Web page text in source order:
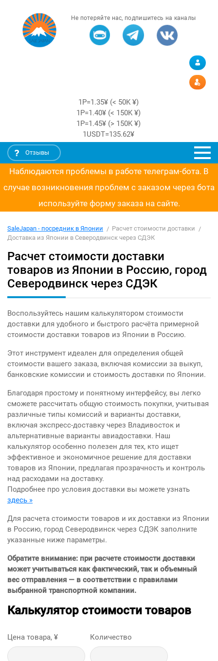
Не потеряйте нас, подпишитесь на каналы
1Р=1.35¥ (< 50K ¥)
1Р=1.40¥ (< 150K ¥)
1Р=1.45¥ (> 150K ¥)
1USDT=135.62¥
Отзывы
Наблюдаются проблемы в работе телеграм-бота. В
случае возникновения проблем с заказом через бота
используйте форму заказа на сайте.
SaleJapan - посредник в Японии
Расчет стоимости доставки
Доставка из Японии в Северодвинск через СДЭК
Расчет стоимости доставки
товаров из Японии в Россию, город
Северодвинск через СДЭК
Воспользуйтесь нашим калькулятором стоимости
доставки для удобного и быстрого расчёта примерной
стоимости доставки товаров из Японии в Россию.
Этот инструмент идеален для определения общей
стоимости вашего заказа, включая комиссии за выкуп,
банковские комиссии и стоимость доставки по Японии.
Благодаря простому и понятному интерфейсу, вы легко
сможете рассчитать общую стоимость покупки, учитывая
различные типы комиссий и варианты доставки,
включая экспресс-доставку через Владивосток и
альтернативные варианты авиадоставки. Наш
калькулятор особенно полезен для тех, кто ищет
эффективное и экономичное решение для доставки
товаров из Японии, предлагая прозрачность и контроль
над расходами на доставку.
Подробнее про условия доставки вы можете узнать
здесь »
Для расчета стоимости товаров и их доставки из Японии
в Россию, город Северодвинск через СДЭК заполните
указанные ниже параметры.
Обратите внимание: при расчете стоимости доставки
может учитываться как фактический, так и объемный
вес отправления — в соответствии с правилами
выбранной транспортной компании.
Калькулятор стоимости товаров
Цена товара, ¥ Количество